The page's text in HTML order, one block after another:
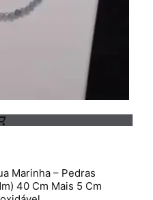
Marinha – Pedras
40 Cm Mais 5 Cm